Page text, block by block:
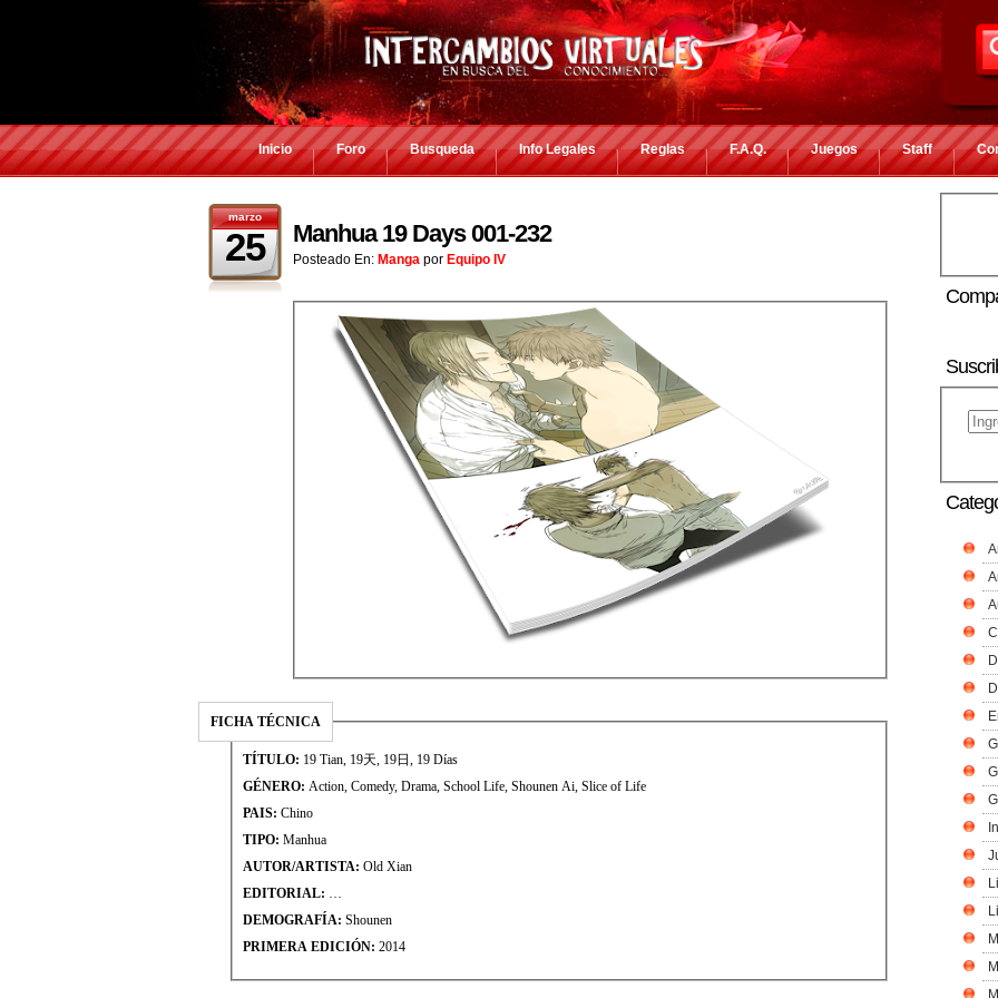
Inicio Foro Busqueda Info Legales Reglas F.A.Q. Juegos Staff
marzo
25 Manhua 19 Days 001-232
Posteado En: Manga por Equipo IV
FICHA TÉCNICA
TÍTULO: 19 Tian, 19天, 19日, 19 Días
GÉNERO: Action, Comedy, Drama, School Life, Shounen Ai, Slice of Life
PAIS: Chino
TIPO: Manhua
AUTOR/ARTISTA: Old Xian
EDITORIAL: …
DEMOGRAFÍA: Shounen
PRIMERA EDICIÓN: 2014